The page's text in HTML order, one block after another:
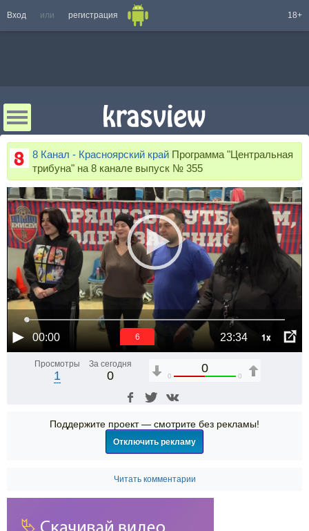
Вход или регистрация 18+
8 Канал - Красноярский край Программа "Центральная
трибуна" на 8 канале выпуск № 355
00:00 23:34 1x
6
Просмотры
1
За сегодня
0
0
0 0
Поддержите проект — смотрите без рекламы!
Отключить рекламу
Читать комментарии